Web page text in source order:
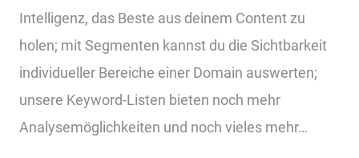
Intelligenz, das Beste aus deinem Content zu
holen; mit Segmenten kannst du die Sichtbarkeit
individueller Bereiche einer Domain auswerten;
unsere Keyword-Listen bieten noch mehr
Analysemöglichkeiten und noch vieles mehr…